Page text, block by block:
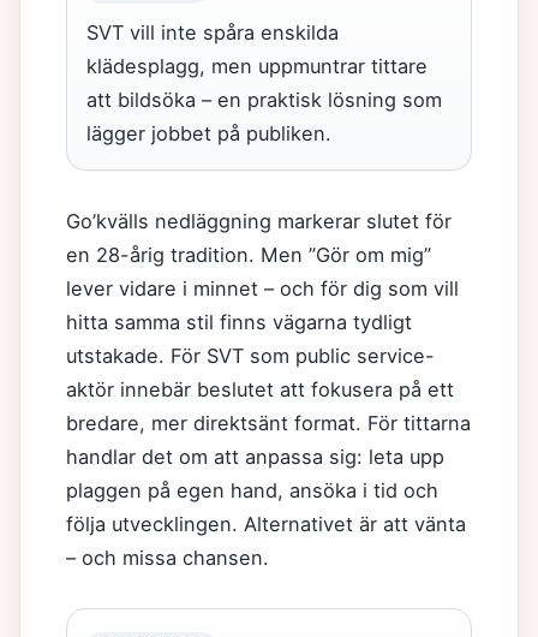
SVT vill inte spåra enskilda
klädesplagg, men uppmuntrar tittare
att bildsöka – en praktisk lösning som
lägger jobbet på publiken.
Go’kvälls nedläggning markerar slutet för
en 28-årig tradition. Men ”Gör om mig”
lever vidare i minnet – och för dig som vill
hitta samma stil finns vägarna tydligt
utstakade. För SVT som public service-
aktör innebär beslutet att fokusera på ett
bredare, mer direktsänt format. För tittarna
handlar det om att anpassa sig: leta upp
plaggen på egen hand, ansöka i tid och
följa utvecklingen. Alternativet är att vänta
– och missa chansen.